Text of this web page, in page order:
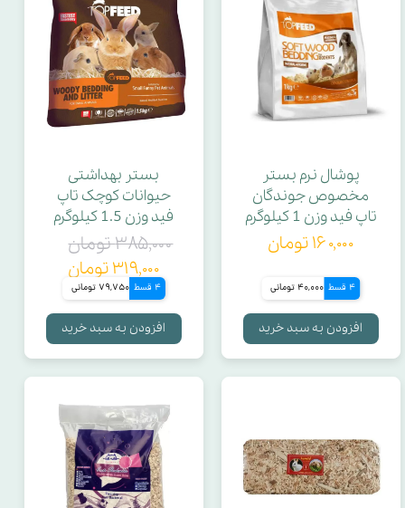
پوشال نرم بستر
مخصوص جوندگان
تاپ فید وزن 1 کیلوگرم
۱۶۰,۰۰۰ تومان
4 قسط 40,000 تومانی
افزودن به سبد خرید
بستر بهداشتی
حیوانات کوچک تاپ
فید وزن 1.5 کیلوگرم
۳۸۵,۰۰۰ تومان
۳۱۹,۰۰۰ تومان
4 قسط 79,750 تومانی
افزودن به سبد خرید